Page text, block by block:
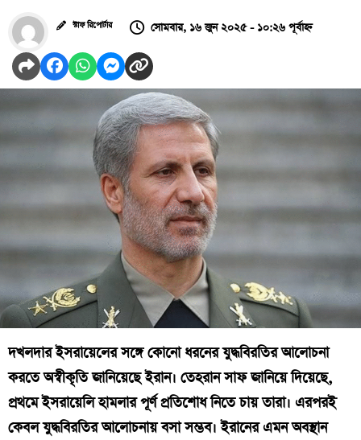
স্টাফ রিপোর্টার সোমবার, ১৬ জুন ২০২৫ - ১০:২৬ পূর্বাহ্ন
দখলদার ইসরায়েলের সঙ্গে কোনো ধরনের যুদ্ধবিরতির আলোচনা
করতে অস্বীকৃতি জানিয়েছে ইরান। তেহরান সাফ জানিয়ে দিয়েছে,
প্রথমে ইসরায়েলি হামলার পূর্ণ প্রতিশোধ নিতে চায় তারা। এরপরই
কেবল যুদ্ধবিরতির আলোচনায় বসা সম্ভব। ইরানের এমন অবস্থান